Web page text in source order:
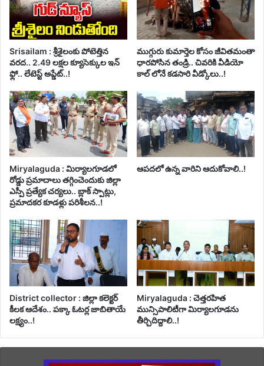
Srisailam : శ్రీశైలంకు పోటెత్తిన
వరద.. 2.49 లక్షల క్యూసెక్కుల ఇన్
ఫ్లో.. లేటెస్ట్ అప్డేట్..!
ముగ్గురు కుమార్తెల కోసం జీవితమంతా
ధారపోసిన తండ్రి.. చివరికి వీడియో
కాల్ లోనే కడసారి వీడ్కోలు..!
Miryalaguda : మిర్యాలగూడలో
రోడ్డు ప్రమాదాలు తగ్గించెందుకు జిల్లా
ఎస్పీ ప్రత్యేక చర్యలు.. బ్లాక్ స్పాట్లు,
ప్రమాదకర కూడళ్లు పరిశీలన..!
ఆపదలో ఉన్న వారిని ఆదుకోవాలి..!
District collector : జిల్లా కలెక్టర్
కీలక ఆదేశం.. పక్కా ఓటర్ల జాబితాయే
లక్ష్యం..!
Miryalaguda : చెత్తరహిత
మున్సిపాలిటీగా మిర్యాలగూడను
తీర్చిదిద్దాలి..!